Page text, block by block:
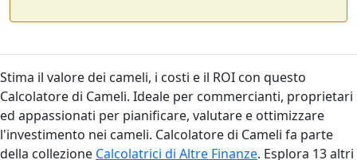
Stima il valore dei cameli, i costi e il ROI con questo
Calcolatore di Cameli. Ideale per commercianti, proprietari
ed appassionati per pianificare, valutare e ottimizzare
l'investimento nei cameli. Calcolatore di Cameli fa parte
della collezione Calcolatrici di Altre Finanze. Esplora 13 altri